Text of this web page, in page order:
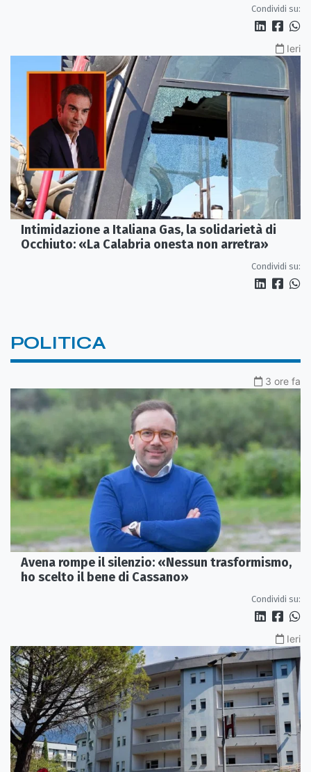
Condividi su:
Ieri
Intimidazione a Italiana Gas, la solidarietà di
Occhiuto: «La Calabria onesta non arretra»
Condividi su:
POLITICA
3 ore fa
Avena rompe il silenzio: «Nessun trasformismo,
ho scelto il bene di Cassano»
Condividi su:
Ieri